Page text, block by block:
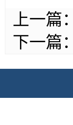
上一篇：
下一篇：